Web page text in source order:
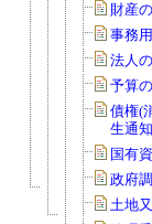
財産
事務
法人
予算
債権(
生通
国有
政府
土地